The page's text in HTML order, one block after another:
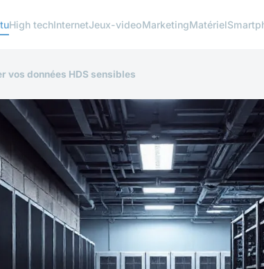
High techInternetJeux-videoMarketingMatériel
vos données HDS sensibles